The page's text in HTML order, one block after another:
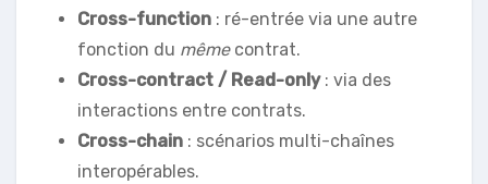
Cross-function : ré-entrée via une autre
fonction du mêmecontrat.
Cross-contract / Read-only: via des
interactions entre contrats.
Cross-chain : scénarios multi-chaînes
interopérables.